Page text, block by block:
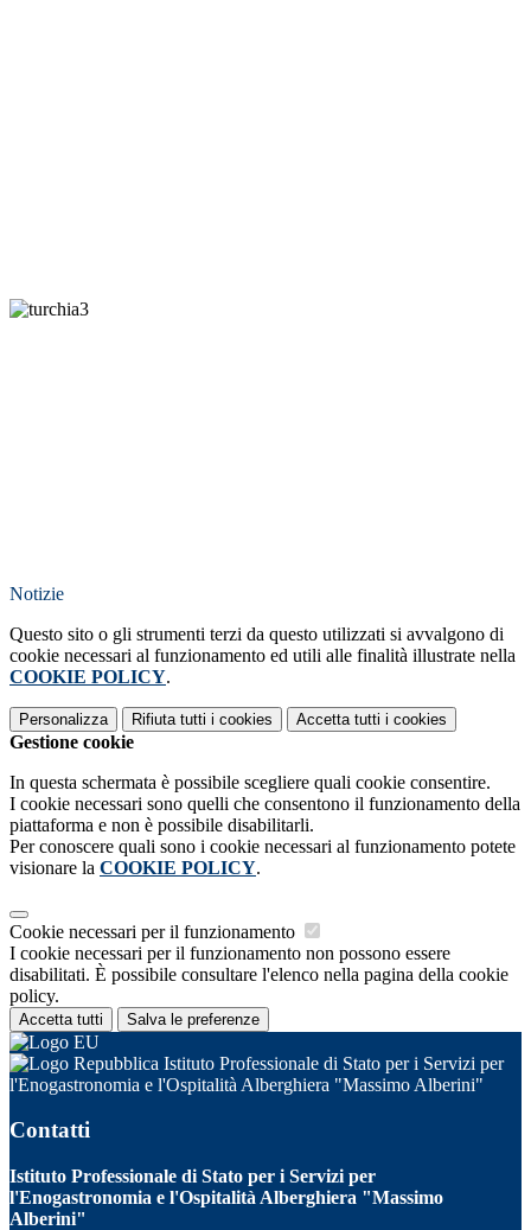
Notizie
Questo sito o gli strumenti terzi da questo utilizzati si avvalgono di
cookie necessari al funzionamento ed utili alle finalità illustrate nella
COOKIE POLICY.
Personalizza Rifiuta tutti i cookies Accetta tutti i cookies
Gestione cookie
In questa schermata è possibile scegliere quali cookie consentire.
I cookie necessari sono quelli che consentono il funzionamento della
piattaforma e non è possibile disabilitarli.
Per conoscere quali sono i cookie necessari al funzionamento potete
visionare la COOKIE POLICY.
Cookie necessari per il funzionamento
I cookie necessari per il funzionamento non possono essere
disabilitati. È possibile consultare l'elenco nella pagina della cookie
policy.
Accetta tutti Salva le preferenze
Istituto Professionale di Stato per i Servizi per
l'Enogastronomia e l'Ospitalità Alberghiera "Massimo Alberini"
Contatti
Istituto Professionale di Stato per i Servizi per
l'Enogastronomia e l'Ospitalità Alberghiera "Massimo
Alberini"